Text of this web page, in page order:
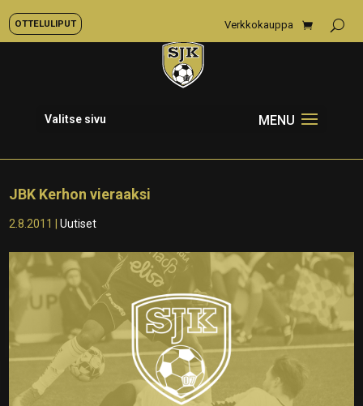
OTTELULIPUT Verkkokauppa
Valitse sivu
JBK Kerhon vieraaksi
2.8.2011 |Uutiset